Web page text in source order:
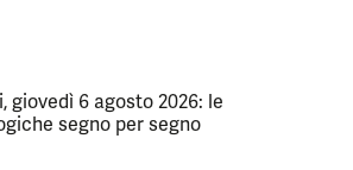
giovedì 6 agosto 2026: le
segno per segno